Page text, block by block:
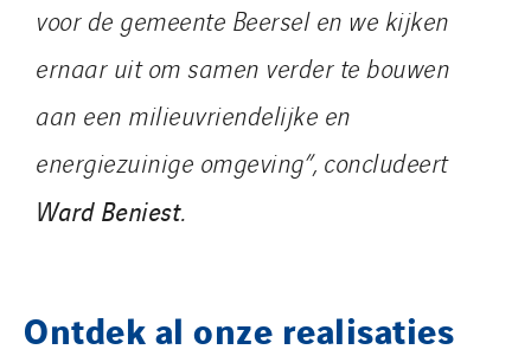
voor de gemeente Beersel en we kijken
ernaar uit om samen verder te bouwen
aan een milieuvriendelijke en
energiezuinige omgeving”, concludeert
Ward Beniest.
Ontdek al onze realisaties